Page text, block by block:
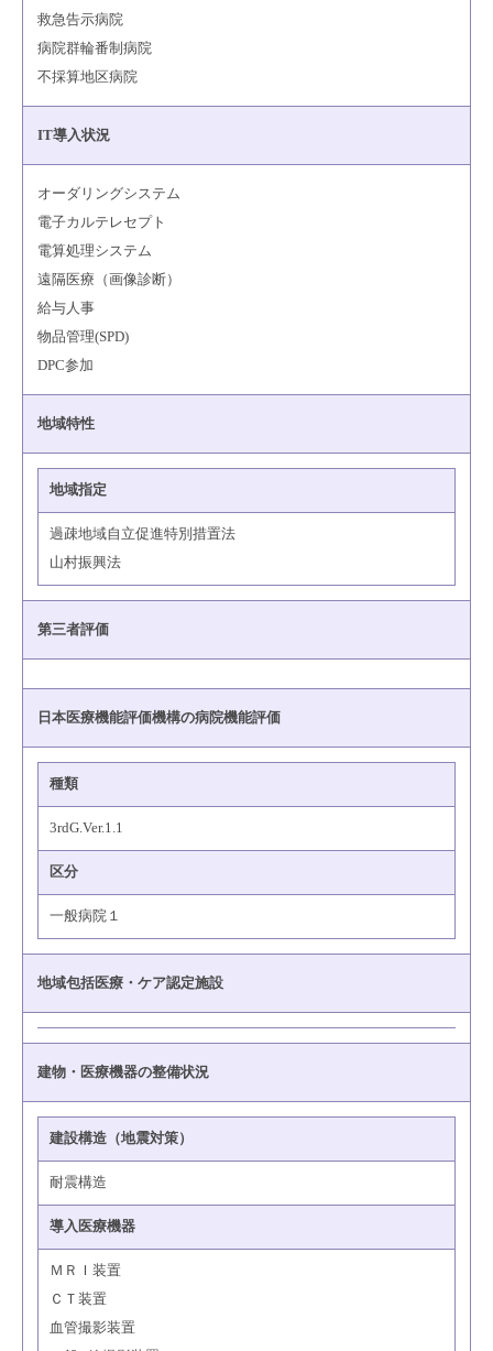
救急告示病院
病院群輪番制病院
不採算地区病院
IT導入状況
オーダリングシステム
電子カルテレセプト
電算処理システム
遠隔医療（画像診断）
給与人事
物品管理(SPD)
DPC参加
地域特性
地域指定
過疎地域自立促進特別措置法
山村振興法
第三者評価
日本医療機能評価機構の病院機能評価
種類
3rdG.Ver.1.1
区分
一般病院１
地域包括医療・ケア認定施設
建物・医療機器の整備状況
建設構造（地震対策）
耐震構造
導入医療機器
ＭＲＩ装置
ＣＴ装置
血管撮影装置